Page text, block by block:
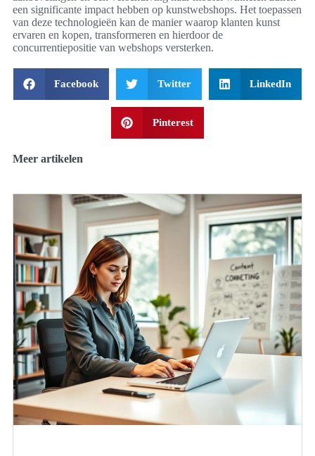
een significante impact hebben op kunstwebshops. Het toepassen
van deze technologieën kan de manier waarop klanten kunst
ervaren en kopen, transformeren en hierdoor de
concurrentiepositie van webshops versterken.
Facebook Twitter LinkedIn
Pinterest
Meer artikelen